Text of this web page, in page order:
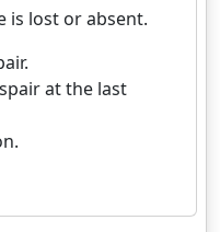
is lost or absent.
at the last